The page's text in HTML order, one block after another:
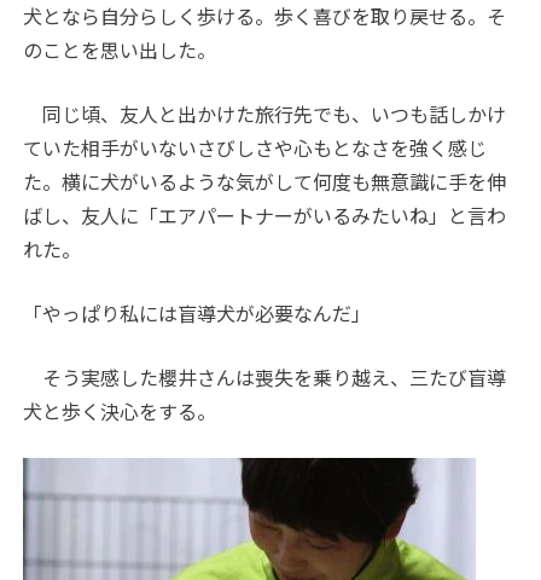
犬となら自分らしく歩ける。歩く喜びを取り戻せる。そ
のことを思い出した。
同じ頃、友人と出かけた旅行先でも、いつも話しかけ
ていた相手がいないさびしさや心もとなさを強く感じ
た。横に犬がいるような気がして何度も無意識に手を伸
ばし、友人に「エアパートナーがいるみたいね」と言わ
れた。
「やっぱり私には盲導犬が必要なんだ」
そう実感した櫻井さんは喪失を乗り越え、三たび盲導
犬と歩く決心をする。